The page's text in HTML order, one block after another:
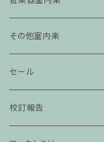
その他室内楽
セール
校訂報告